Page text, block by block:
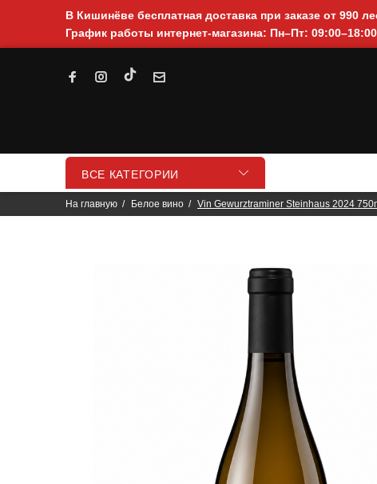
В Кишинёве бесплатная доставка при заказе от 990
График работы интернет-магазина: Пн–Пт:
ВСЕ КАТЕГОРИИ
На главную Белое вино Vin Gewurztraminer Steinhaus 2024